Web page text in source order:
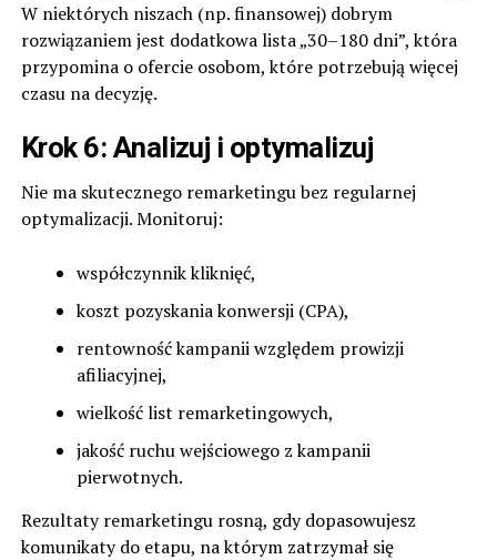
W niektórych niszach (np. finansowej) dobrym
rozwiązaniem jest dodatkowa lista „30–180 dni”, która
przypomina o ofercie osobom, które potrzebują więcej
czasu na decyzję.
Krok 6: Analizuj i optymalizuj
Nie ma skutecznego remarketingu bez regularnej
optymalizacji. Monitoruj:
współczynnik kliknięć,
koszt pozyskania konwersji (CPA),
rentowność kampanii względem prowizji
afiliacyjnej,
wielkość list remarketingowych,
jakość ruchu wejściowego z kampanii
pierwotnych.
Rezultaty remarketingu rosną, gdy dopasowujesz
komunikaty do etapu, na którym zatrzymał się